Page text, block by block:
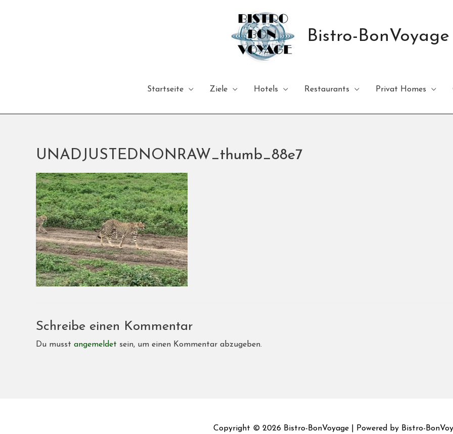
Bistro-BonVoyage
Startseite Ziele Hotels Restaurants Privat Homes
UNADJUSTEDNONRAW_thumb_88e7
Schreibe einen Kommentar
Du musst angemeldet sein, um einen Kommentar abzugeben.
Copyright © 2026 Bistro-BonVoyage| Powered by Bistro-